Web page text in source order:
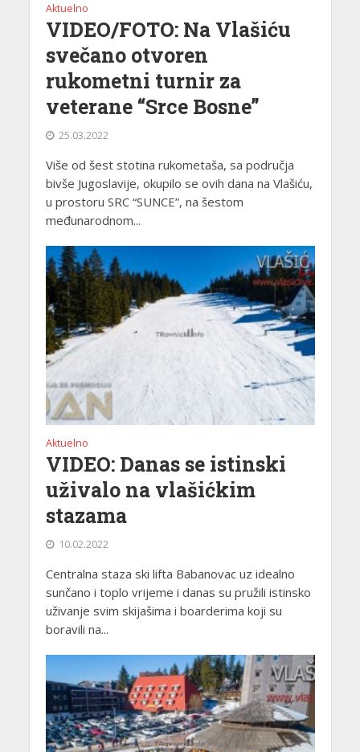
Aktuelno
VIDEO/FOTO: Na Vlašiću
svečano otvoren
rukometni turnir za
veterane “Srce Bosne”
25.03.2022
Više od šest stotina rukometaša, sa područja
bivše Jugoslavije, okupilo se ovih dana na Vlašiću,
u prostoru SRC “SUNCE”, na šestom
međunarodnom...
Aktuelno
VIDEO: Danas se istinski
uživalo na vlašićkim
stazama
10.02.2022
Centralna staza ski lifta Babanovac uz idealno
sunčano i toplo vrijeme i danas su pružili istinsko
uživanje svim skijašima i boarderima koji su
boravili na...